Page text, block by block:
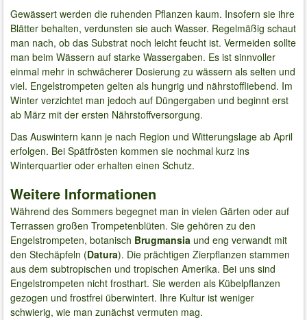
Gewässert werden die ruhenden Pflanzen kaum. Insofern sie ihre
Blätter behalten, verdunsten sie auch Wasser. Regelmäßig schaut
man nach, ob das Substrat noch leicht feucht ist. Vermeiden sollte
man beim Wässern auf starke Wassergaben. Es ist sinnvoller
einmal mehr in schwächerer Dosierung zu wässern als selten und
viel. Engelstrompeten gelten als hungrig und nährstoffliebend. Im
Winter verzichtet man jedoch auf Düngergaben und beginnt erst
ab März mit der ersten Nährstoffversorgung.
Das Auswintern kann je nach Region und Witterungslage ab April
erfolgen. Bei Spätfrösten kommen sie nochmal kurz ins
Winterquartier oder erhalten einen Schutz.
Weitere Informationen
Während des Sommers begegnet man in vielen Gärten oder auf
Terrassen großen Trompetenblüten. Sie gehören zu den
Engelstrompeten, botanisch Brugmansia und eng verwandt mit
den Stechäpfeln (Datura). Die prächtigen Zierpflanzen stammen
aus dem subtropischen und tropischen Amerika. Bei uns sind
Engelstrompeten nicht frosthart. Sie werden als Kübelpflanzen
gezogen und frostfrei überwintert. Ihre Kultur ist weniger
schwierig, wie man zunächst vermuten mag.